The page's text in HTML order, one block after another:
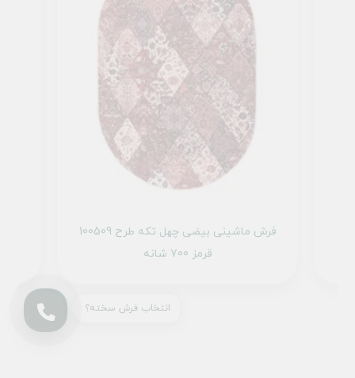
فرش ماشینی بیضی چهل تکه طرح 100509
قرمز 700 شانه
انتخاب فرش سخته؟